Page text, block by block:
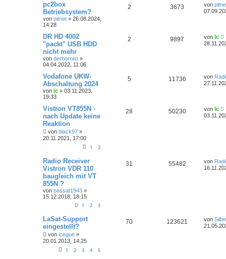
pc2box
Betriebsystem?
von pitnet » 26.08.2024,
14:28
2 3673 von
DR HD 4002
"packt" USB HDD
nicht mehr
von derhornist »
04.04.2022, 11:06
2 9897 von lc
Vodafone UKW-
Abschaltung 2024
von lc » 03.11.2023,
19:33
5 11736 von
Vistron VT855N -
nach Update keine
Reaktion
von black97 »
20.11.2021, 17:00
1 2
28 50230 von lc
Radio Receiver
Vistron VDR 110
baugleich mit VT
855N ?
von passat1943 »
15.12.2018, 18:15
1 2 3
31 55482 von
LaSat-Support
eingestellt?
von icegue »
20.01.2013, 14:25
1 2 3 4 5
70 123621 von